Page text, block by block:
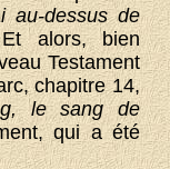
au-dessus de
alors, bien
Testament
chapitre 14,
le sang de
qui a été